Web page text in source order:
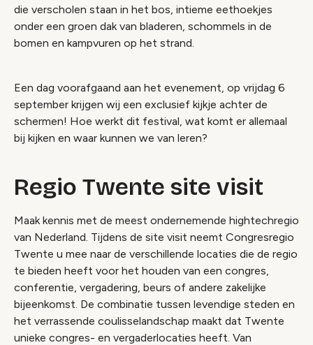
die verscholen staan in het bos, intieme eethoekjes
onder een groen dak van bladeren, schommels in de
bomen en kampvuren op het strand.
Een dag voorafgaand aan het evenement, op vrijdag 6
september krijgen wij een exclusief kijkje achter de
schermen! Hoe werkt dit festival, wat komt er allemaal
bij kijken en waar kunnen we van leren?
Regio Twente site visit
Maak kennis met de meest ondernemende hightechregio
van Nederland. Tijdens de site visit neemt Congresregio
Twente u mee naar de verschillende locaties die de regio
te bieden heeft voor het houden van een congres,
conferentie, vergadering, beurs of andere zakelijke
bijeenkomst. De combinatie tussen levendige steden en
het verrassende coulisselandschap maakt dat Twente
unieke congres- en vergaderlocaties heeft. Van